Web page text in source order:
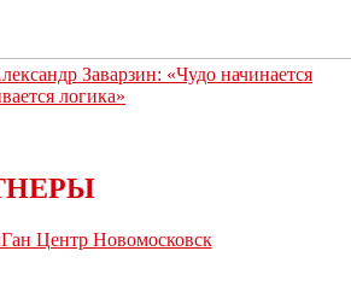
Заварзин: «Чудо начинается
логика»